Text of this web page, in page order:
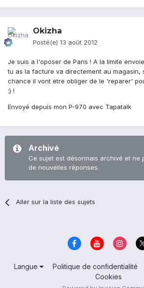
Okizha
Posté(e) 13 août 2012
Je suis a l'oposer de Paris ! A la limite
tu as la facture va directement au magasin,
chance il vont etre obliger de le 'reparer'
:) !
Envoyé depuis mon P-970 avec Tapatalk
Archivé
Ce sujet est désormais archivé et ne
de nouvelles réponses.
Aller sur la liste des sujets
Langue Politique de confidentialité
Cookies